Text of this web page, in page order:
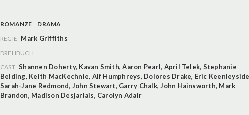
ROMANZE
DRAMA
REGIE Mark Griffiths
DREHBUCH
CAST Shannen Doherty, Kavan Smith,Aaron Pearl, April Telek, Stephanie
Belding, Keith MacKechnie, Alf Humphreys, Dolores Drake, Eric Keenleyside
Sarah-Jane Redmond, John Stewart, Garry Chalk,John Hainsworth, Mark
Brandon, Madison Desjarlais, Carolyn Adair